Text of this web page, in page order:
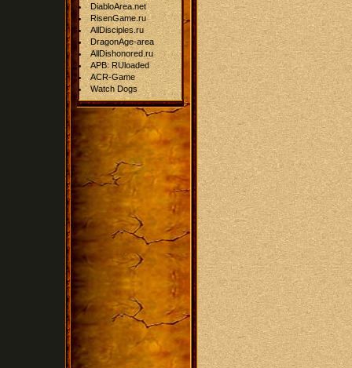
DiabloArea.net
RisenGame.ru
AllDisciples.ru
DragonAge-area
AllDishonored.ru
APB: RUloaded
ACR-Game
Watch Dogs